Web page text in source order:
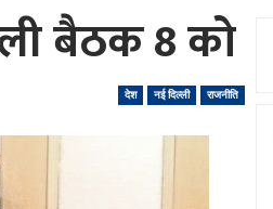
बैठक 8 को
देश नई दिल्ली राजनीति